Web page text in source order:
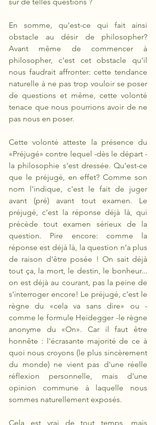
En somme, qu'est-ce qui fait ainsi
obstacle au désir de philosopher?
Avant même de commencer à
philosopher, c'est cet obstacle qu'il
nous faudrait affronter: cette tendance
naturelle à ne pas trop vouloir se poser
de questions et même, cette volonté
tenace que nous pourrions avoir de ne
pas nous en poser.
Cette volonté atteste la présence du
«Préjugé» contre lequel -dès le départ -
la philosophie s'est dressée. Qu'est-ce
que le préjugé, en effet? Comme son
nom l'indique, c'est le fait de juger
avant (pré) avant tout examen. Le
préjugé, c'est la réponse déjà là, qui
précède tout examen sérieux de la
question. Pire encore: comme la
réponse est déjà là, la question n'a plus
de raison d'être posée ! On sait déjà
tout ça, la mort, le destin, le bonheur...
on est déjà au courant, pas la peine de
s'interroger encore! Le préjugé, c'est le
règne du «cela va sans dire» ou -
comme le formule Heidegger -le règne
anonyme du «On». Car il faut être
honnête : l'écrasante majorité de ce à
quoi nous croyons (le plus sincèrement
du monde) ne vient pas d'une réelle
réflexion personnelle, mais d'une
opinion commune à laquelle nous
sommes naturellement exposés.
Cela est vrai de tout temps, mais